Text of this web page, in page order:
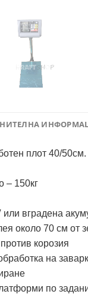
плот 40/
– 150кг
вградена
около 70 см от
корозия
на
по